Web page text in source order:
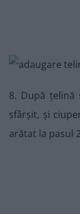
8. După
sfârșit, și
arătat la pasul